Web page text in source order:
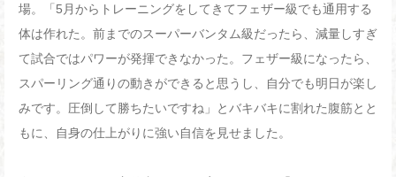
場。「5月からトレーニングをしてきてフェザー級でも通用する
体は作れた。前までのスーパーバンタム級だったら、減量しすぎ
て試合ではパワーが発揮できなかった。フェザー級になったら、
スパーリング通りの動きができると思うし、自分でも明日が楽し
みです。圧倒して勝ちたいですね」とバキバキに割れた腹筋とと
もに、自身の仕上がりに強い自信を見せました。